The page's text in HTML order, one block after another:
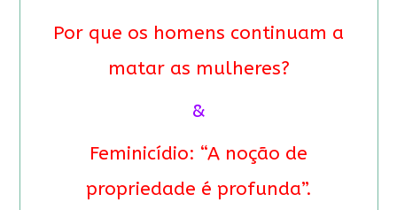
Por que os homens continuam a
matar as mulheres?
&
Feminicídio: “A noção de
propriedade é profunda”.